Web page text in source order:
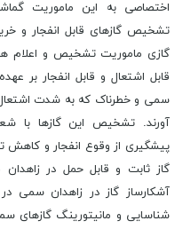
اختصاصی به این ماموریت
تشخیص گازهای قابل انفجار و
گازی ماموریت تشخیص و اعلام
قابل اشتعال و قابل انفجار بر
سمی و خطرناک که به شدت اشتعال
آورند. تشخیص این گازها با
پیشگیری از وقوع انفجار و
گاز ثابت و قابل حمل در
آشکارساز گاز در زاهدان سمی
شناسایی و مانیتورینگ گازهای